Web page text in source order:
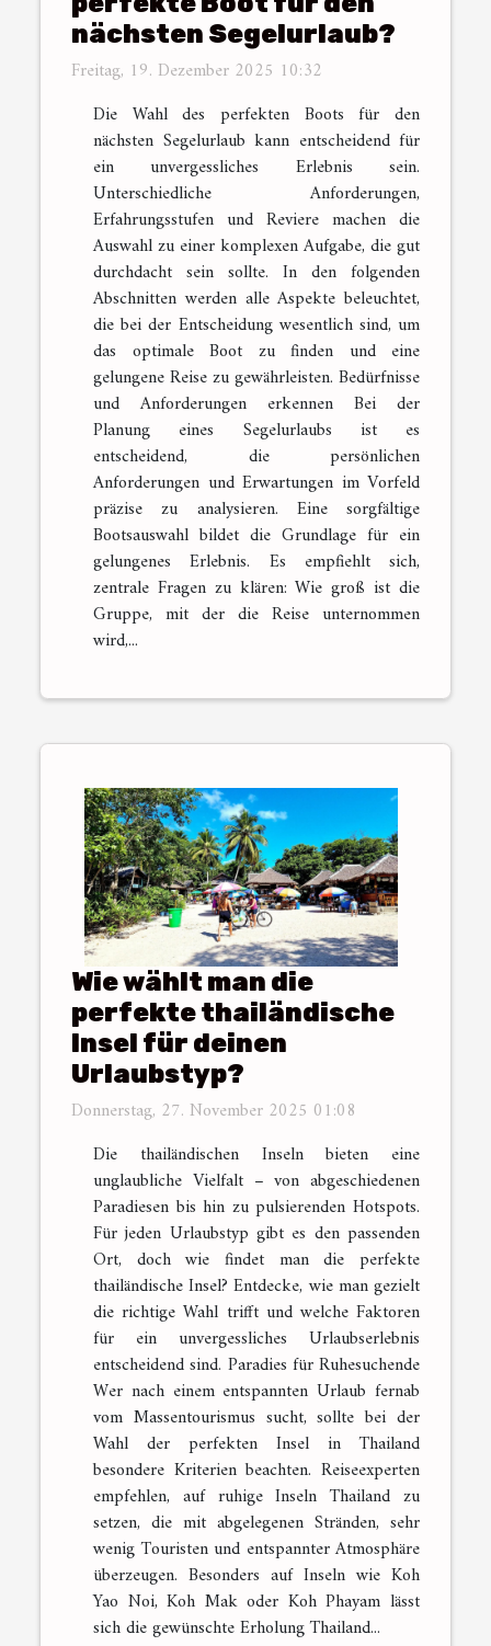
nächsten Segelurlaub?
Freitag, 19. Dezember 2025 10:32
Die Wahl des perfekten Boots für den
nächsten Segelurlaub kann entscheidend für
ein unvergessliches Erlebnis sein.
Unterschiedliche Anforderungen,
Erfahrungsstufen und Reviere machen die
Auswahl zu einer komplexen Aufgabe, die gut
durchdacht sein sollte. In den folgenden
Abschnitten werden alle Aspekte beleuchtet,
die bei der Entscheidung wesentlich sind, um
das optimale Boot zu finden und eine
gelungene Reise zu gewährleisten. Bedürfnisse
und Anforderungen erkennen Bei der
Planung eines Segelurlaubs ist es
entscheidend, die persönlichen
Anforderungen und Erwartungen im Vorfeld
präzise zu analysieren. Eine sorgfältige
Bootsauswahl bildet die Grundlage für ein
gelungenes Erlebnis. Es empfiehlt sich,
zentrale Fragen zu klären: Wie groß ist die
Gruppe, mit der die Reise unternommen
wird,...
Wie wählt man die
perfekte thailändische
Insel für deinen
Urlaubstyp?
Donnerstag, 27. November 2025 01:08
Die thailändischen Inseln bieten eine
unglaubliche Vielfalt – von abgeschiedenen
Paradiesen bis hin zu pulsierenden Hotspots.
Für jeden Urlaubstyp gibt es den passenden
Ort, doch wie findet man die perfekte
thailändische Insel? Entdecke, wie man gezielt
die richtige Wahl trifft und welche Faktoren
für ein unvergessliches Urlaubserlebnis
entscheidend sind. Paradies für Ruhesuchende
Wer nach einem entspannten Urlaub fernab
vom Massentourismus sucht, sollte bei der
Wahl der perfekten Insel in Thailand
besondere Kriterien beachten. Reiseexperten
empfehlen, auf ruhige Inseln Thailand zu
setzen, die mit abgelegenen Stränden, sehr
wenig Touristen und entspannter Atmosphäre
überzeugen. Besonders auf Inseln wie Koh
Yao Noi, Koh Mak oder Koh Phayam lässt
sich die gewünschte Erholung Thailand...